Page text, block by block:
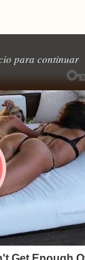
para continuar
enviar fotos e
›
leitura